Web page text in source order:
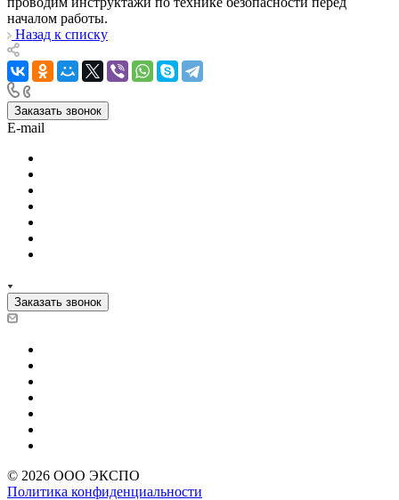
началом работы.
Назад к списку
Заказать звонок
E-mail
Заказать звонок
© 2026 ООО ЭКСПО
Политика конфиденциальности